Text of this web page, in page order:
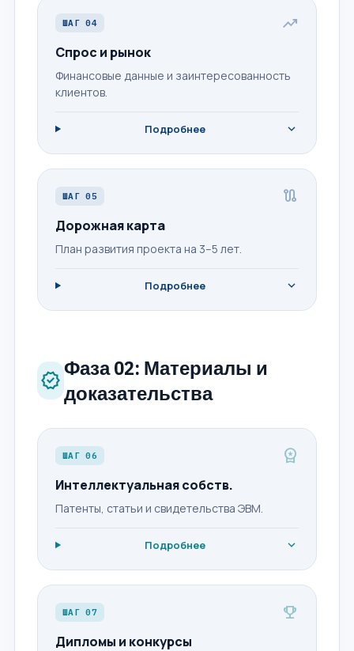
ШАГ 04 trending_up
Спрос и рынок
Финансовые данные и заинтересованность
клиентов.
Подробнее expand_more
ШАГ 05 route
Дорожная карта
План развития проекта на 3–5 лет.
Подробнее expand_more
verifiedФаза 02: Материалы и
доказательства
ШАГ 06 workspace_premium
Интеллектуальная собств.
Патенты, статьи и свидетельства ЭВМ.
Подробнее expand_more
ШАГ 07 emoji_events
Дипломы и конкурсы